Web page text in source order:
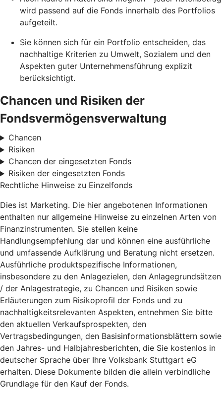
wird passend auf die Fonds innerhalb des Portfolios
aufgeteilt.
Sie können sich für ein Portfolio entscheiden, das
nachhaltige Kriterien zu Umwelt, Sozialem und den
Aspekten guter Unternehmensführung explizit
berücksichtigt.
Chancen und Risiken der
Fondsvermögensverwaltung
Chancen
Risiken
Chancen der eingesetzten Fonds
Risiken der eingesetzten Fonds
Rechtliche Hinweise zu Einzelfonds
Dies ist Marketing. Die hier angebotenen Informationen
enthalten nur allgemeine Hinweise zu einzelnen Arten von
Finanzinstrumenten. Sie stellen keine
Handlungsempfehlung dar und können eine ausführliche
und umfassende Aufklärung und Beratung nicht ersetzen.
Ausführliche produktspezifische Informationen,
insbesondere zu den Anlagezielen, den Anlagegrundsätzen
/ der Anlagestrategie, zu Chancen und Risiken sowie
Erläuterungen zum Risikoprofil der Fonds und zu
nachhaltigkeitsrelevanten Aspekten, entnehmen Sie bitte
den aktuellen Verkaufsprospekten, den
Vertragsbedingungen, den Basisinformationsblättern sowie
den Jahres- und Halbjahresberichten, die Sie kostenlos in
deutscher Sprache über Ihre Volksbank Stuttgart eG
erhalten. Diese Dokumente bilden die allein verbindliche
Grundlage für den Kauf der Fonds.